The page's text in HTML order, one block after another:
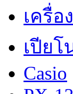
เครื่
เปีย
Casio